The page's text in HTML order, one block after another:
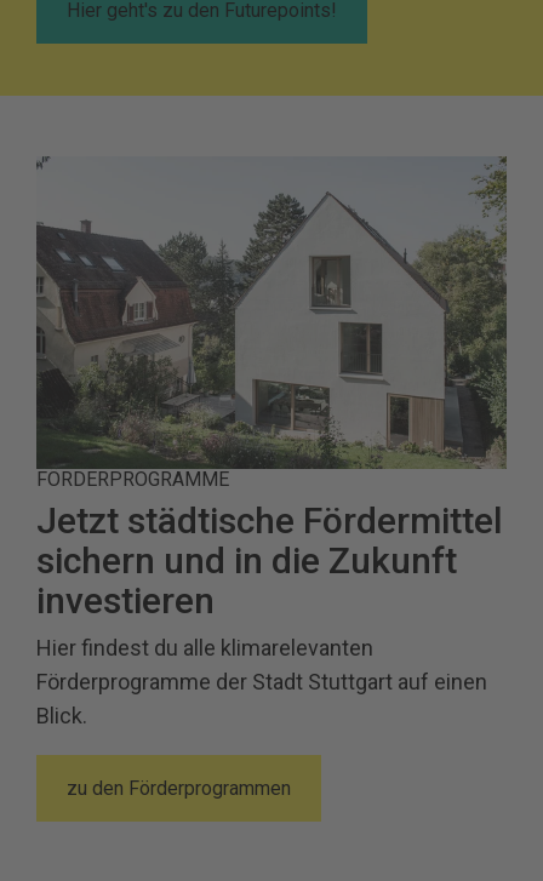
Hier geht's zu den Futurepoints!
FÖRDERPROGRAMME
Jetzt städtische Fördermittel
sichern und in die Zukunft
investieren
Hier findest du alle klimarelevanten
Förderprogramme der Stadt Stuttgart auf einen
Blick.
zu den Förderprogrammen